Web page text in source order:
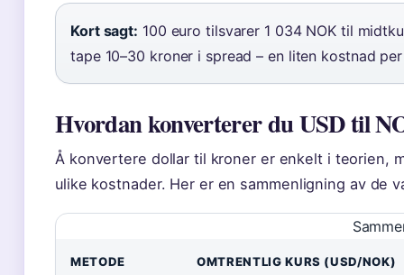
Kort sagt: 100 euro tilsvarer 1 034 NOK til
tape 10–30 kroner i spread – en liten kostnad
Hvordan konverterer du USD til
Å konvertere dollar til kroner er enkelt i teorien,
ulike kostnader. Her er en sammenligning av de
METODE OMTRENTLIG KURS (USD/NOK)